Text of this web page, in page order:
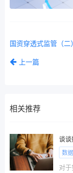
上一篇
相关推荐
谈
数据